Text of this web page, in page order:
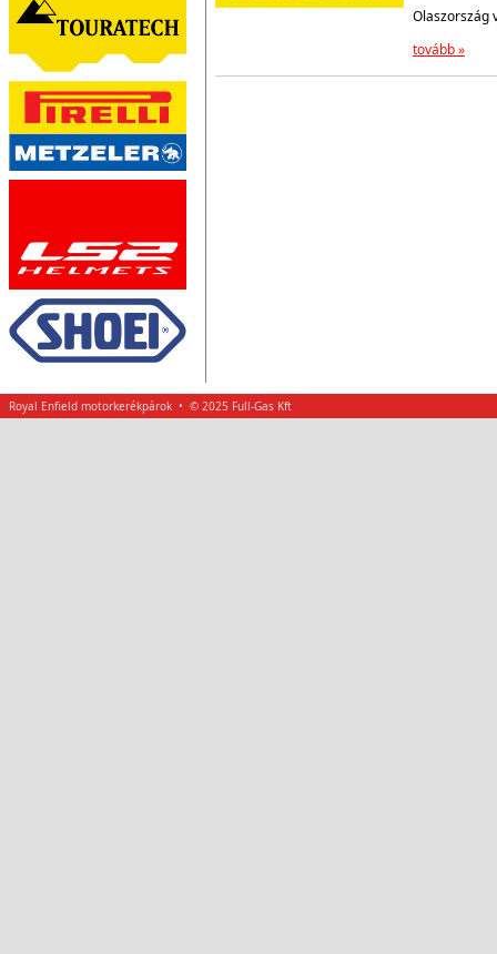
Olaszország
tovább »
Royal Enfield motorkerékpárok • © 2025 Full-Gas Kft